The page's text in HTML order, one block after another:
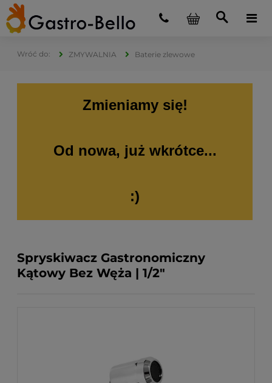
ZMYWALNIA Baterie zlewowe
Zmieniamy się!
Od nowa, już wkrótce...
:)
Spryskiwacz Gastronomiczny
Kątowy Bez Węża | 1/2"